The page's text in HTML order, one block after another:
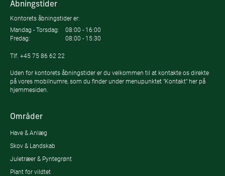
Åbningstider
Kontorets åbningstider er:
Mandag - Torsdag:
08:00 - 16:00
Fredag:
08:00 - 15:30
Tlf. +45 75 86 62 22
Uden for kontorets åbningstider er du velkommen til at kontakte os direkte
på vores mobilnumre, som du finder under menupunktet "Kontakt" her på
hjemmesiden.
Områder
Have & Anlæg
Skov & Landskab
Juletræer & Pyntegrønt
Plant for vildtet